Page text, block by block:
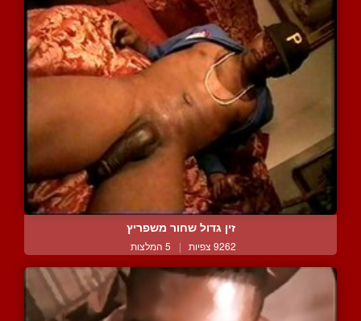
זין גדול שחור משפריץ
9262 צפיות | 5 המלצות